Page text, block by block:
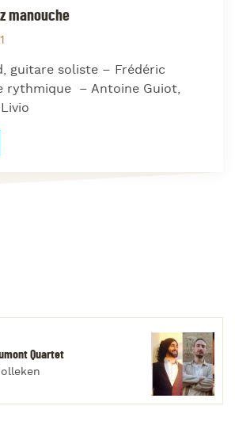
manouche
guitare soliste – Frédéric
rythmique – Antoine Guiot,
Quartet